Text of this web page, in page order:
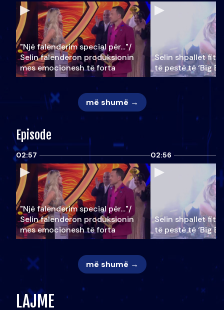
"Një falenderim special për…"/
Selin falënderon produksionin
mes emocionesh të forta
Selin shpallet
të pestë të ‘Big
më shumë →
Episode
02:57
"Një falenderim special për…"/
Selin falënderon produksionin
mes emocionesh të forta
02:56
Selin shpallet
të pestë të ‘Big
më shumë →
LAJME